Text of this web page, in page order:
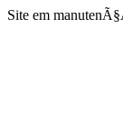
Site em